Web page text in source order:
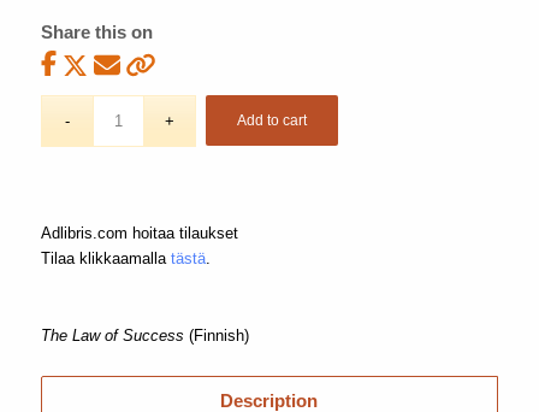
Share this on
Add to cart
Adlibris.com hoitaa tilaukset
Tilaa klikkaamalla tästä.
The Law of Success (Finnish)
Description